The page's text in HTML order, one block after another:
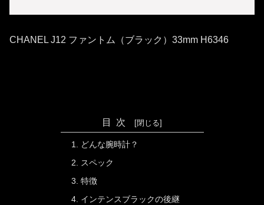
CHANEL J12 ファントム（ブラック）33mm H6346
目次
どんな腕時計？
スペック
特徴
インテンスブラックの後継